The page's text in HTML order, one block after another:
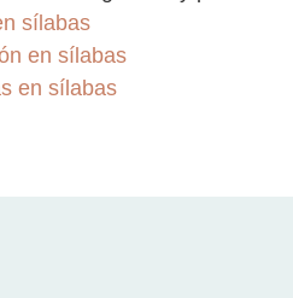
sílabas
en sílabas
en sílabas